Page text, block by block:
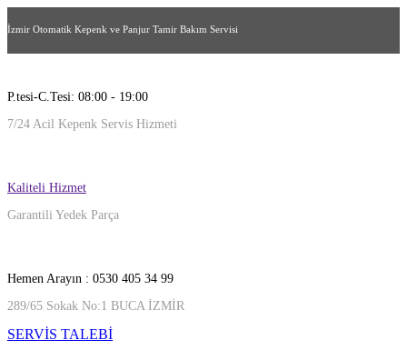
İzmir Otomatik Kepenk ve Panjur Tamir Bakım Servisi
P.tesi-C.Tesi: 08:00 - 19:00
7/24 Acil Kepenk Servis Hizmeti
Kaliteli Hizmet
Garantili Yedek Parça
Hemen Arayın : 0530 405 34 99
289/65 Sokak No:1 BUCA İZMİR
SERVİS TALEBİ